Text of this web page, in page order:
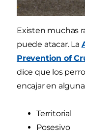
Existen muchas
puede atacar. La
Prevention of
dice que los
encajar en
Territorial
Posesivo